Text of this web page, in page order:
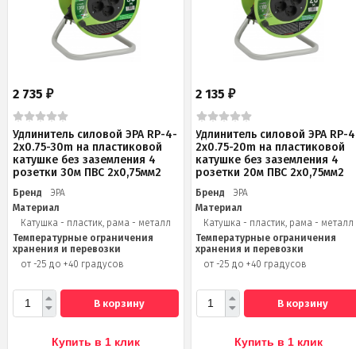
2 735 ₽
Удлинитель силовой ЭРА RP-4-
2x0.75-30m на пластиковой
катушке без заземления 4
розетки 30м ПВС 2х0,75мм2
Бренд
ЭРА
Материал
Катушка - пластик, рама - металл
Температурные ограничения
хранения и перевозки
от -25 до +40 градусов
В корзину
Купить в 1 клик
2 135₽
Удлинитель силовой ЭРА RP-
2x0.75-20m на пластиковой
катушке без заземления 4
розетки 20м ПВС 2х0,75мм2
Бренд
ЭРА
Материал
Катушка - пластик, рама - металл
Температурные ограничения
хранения и перевозки
от -25 до +40 градусов
В корзину
Купить в 1 клик